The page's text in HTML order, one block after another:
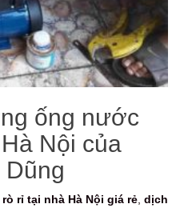
ống nước
Nội của
rỉ tại nhà Hà Nội giá rẻ dịch